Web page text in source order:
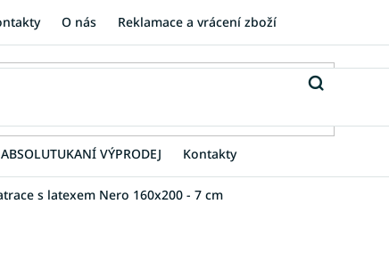
O nás Reklamace a vrácení zboží
ABSOLUTUKANÍ VÝPRODEJ Kontakty
s latexem Nero 160x200 - 7 cm